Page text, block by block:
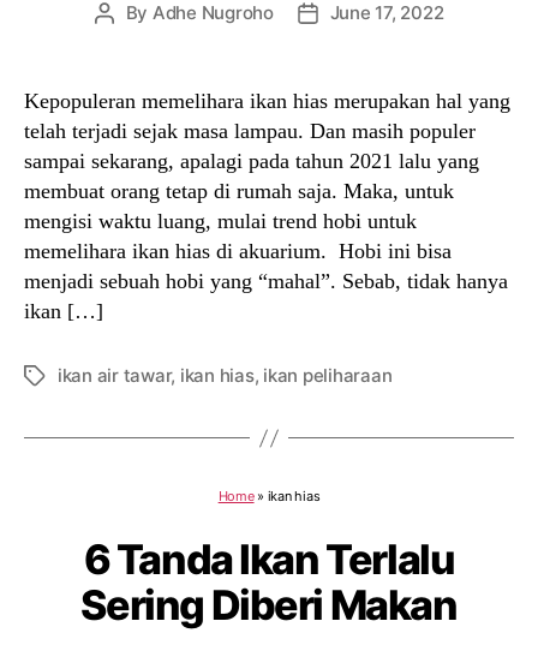
Post
By Adhe Nugroho
PostJune 17, 2022
Kepopuleran memelihara ikan hias merupakan hal yang
telah terjadi sejak masa lampau. Dan masih populer
sampai sekarang, apalagi pada tahun 2021 lalu yang
membuat orang tetap di rumah saja. Maka, untuk
mengisi waktu luang, mulai trend hobi untuk
memelihara ikan hias di akuarium. Hobi ini bisa
menjadi sebuah hobi yang “mahal”. Sebab, tidak hanya
ikan […]
Tagsikan air tawar, ikan hias, ikan peliharaan
Home» ikan hias
6 Tanda Ikan Terlalu
Sering Diberi Makan